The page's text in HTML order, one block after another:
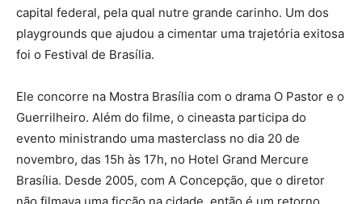
capital federal, pela qual nutre grande carinho. Um dos
playgrounds que ajudou a cimentar uma trajetória exitosa
foi o Festival de Brasília.
Ele concorre na Mostra Brasília com o drama O Pastor e o
Guerrilheiro. Além do filme, o cineasta participa do
evento ministrando uma masterclass no dia 20 de
novembro, das 15h às 17h, no Hotel Grand Mercure
Brasília. Desde 2005, com A Concepção, que o diretor